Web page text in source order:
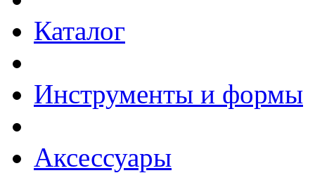
Каталог
Инструменты и формы
Аксессуары